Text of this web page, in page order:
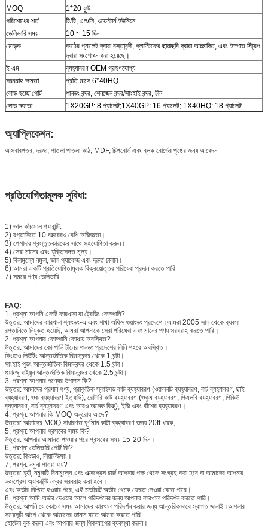
MOQ
1*20 ফুট
পরিশোধের শর্ত
টি/টি, এল/সি, ওয়েস্টার্ন ইউনিয়ন
ডেলিভারি সময়
10 ~ 15 দিন
মোড়ক
কাঠের প্যালেট দ্বারা বস্তাবন্দী, প্লাস্টিকের ছায়াছবি দ্বারা আচ্ছাদিত, এবং ইস্পাত স্ট্রিপ
দ্বারা সংশোধন করা হয়েছে।
ই এম
ব্যহ্যাবরণ OEM গ্রহণযোগ্য
সরবরাহ ক্ষমতা
প্রতি মাসে 6*40HQ
লোড হচ্ছে পোর্ট
শানডং বন্দর, শেনজেন বন্দর/সাংহাই বন্দর, চীন
লোড ক্ষমতা
1X20GP: 8 প্যালেট;1X40GP: 16 প্যালেট; 1X40HQ: 18 প্যালেট
অ্যাপ্লিকেশন:
আসবাবপত্র, দরজা, পাতলা পাতলা কাঠ, MDF, চিপবোর্ড এবং ব্লক বোর্ডের পৃষ্ঠের জন্য আবেদন
প্রতিযোগিতামূলক সুবিধা:
1) ভাল কাঁচামাল গ্যারান্টি.
2) রপ্তানিতে 10 বছরেরও বেশি অভিজ্ঞতা।
3) পেশাদার প্রস্তুতকারকের সাথে সহযোগিতা করুন।
4) সেরা মানের এবং যুক্তিসঙ্গত মূল্য।
5) বিনামূল্যে নমুনা, ভাল প্যাকেজ এবং দ্রুত চালান।
6) আমরা একটি প্রতিযোগিতামূলক বিক্রয়োত্তর পরিষেবা প্রদান করতে পারি
7) সময়ে পণ্য ডেলিভারি
FAQ:
1. প্রশ্ন: আপনি একটি কারখানা বা ট্রেডিং কোম্পানি?
উত্তর: আমাদের কারখানা শ্যাংডং-এ এবং শাখা অফিস গুয়াংডং প্রদেশে।আমরা 2005 সাল থেকে ব্যবসা
রপ্তানিতে নিযুক্ত হয়েছি, আমরা আপনাকে সেরা পরিষেবা এবং মানের পণ্য সরবরাহ করতে পারি।
2. প্রশ্ন: আপনার কোম্পানি কোথায় অবস্থিত?
উত্তর: আমাদের কোম্পানি চীনের শানডং প্রদেশের লিনি শহরে অবস্থিত।
কিংডাও লিউটিং আন্তর্জাতিক বিমানবন্দর থেকে 1 ঘন্টা।
সাংহাই পুডং আন্তর্জাতিক বিমানবন্দর থেকে 1.5 ঘন্টা।
গুয়াংজু বাইয়ুন আন্তর্জাতিক বিমানবন্দর থেকে 2.5 ঘন্টা।
3. প্রশ্ন: আপনার পণ্যের উপাদান কি?
উত্তর: আমাদের প্রধান পণ্য, প্রাকৃতিক স্লাইসড কাট ব্যহ্যাবরণ (ওয়ালনাট ব্যহ্যাবরণ, বার্চ ব্যহ্যাবরণ, ছাই
ব্যহ্যাবরণ, ওক ব্যহ্যাবরণ ইত্যাদি), রোটারি কাট ব্যহ্যাবরণ (ওকুম ব্যহ্যাবরণ, পিএলবি ব্যহ্যাবরণ, পিকিউ
ব্যহ্যাবরণ, বার্চ ব্যহ্যাবরণ এবং আরও অনেক কিছু), ইভি এবং বাঁশের ব্যহ্যাবরণ।
4. প্রশ্ন: আপনার কি MOQ অনুরোধ আছে?
উত্তর: আমাদের MOQ সাধারণত ঘূর্ণমান কাটা ব্যহ্যাবরণ জন্য 20ft ধারক,
5, প্রশ্ন: আপনার প্রসবের সময় কি?
উত্তর: আপনার আমানত পাওয়ার পরে প্রসবের সময় 15-20 দিন।
6, প্রশ্ন: ডেলিভারি পোর্ট কি?
উত্তর: কিংডাও, লিয়ানিউঙ্গাং।
7, প্রশ্ন: নমুনা পাওয়া যায়?
উত্তর: হ্যাঁ, নমুনাটি বিনামূল্যে এবং এক্সপ্রেস চার্জ আপনার পক্ষ থেকে সংগ্রহ করা হবে বা আমাদের আপনার
এক্সপ্রেস অ্যাকাউন্ট নম্বর সরবরাহ করা হবে।
এবং অর্ডার নিশ্চিত হওয়ার পরে, এই চার্জারটি অর্ডার থেকে ফেরত দেওয়া যেতে পারে।
8. প্রশ্ন: আমি অর্ডার দেওয়ার আগে পরিদর্শনের জন্য আপনার কারখানা পরিদর্শন করতে পারি।
উত্তর: আপনি যে কোনো সময় আমাদের কারখানা পরিদর্শন করার জন্য আন্তরিকভাবে স্বাগত জানাই।আপনার
সময়সূচী আগে থেকে আমাদের জানান যাতে আমরা করতে পারি
হোটেল বুক করুন এবং আপনার জন্য পিকআপের ব্যবস্থা করুন।